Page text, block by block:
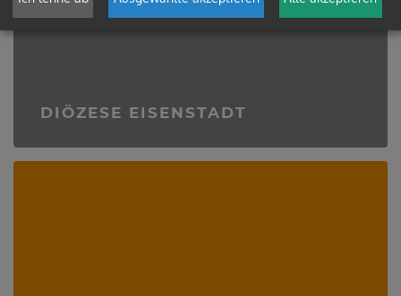
DIÖZESE EISENSTADT